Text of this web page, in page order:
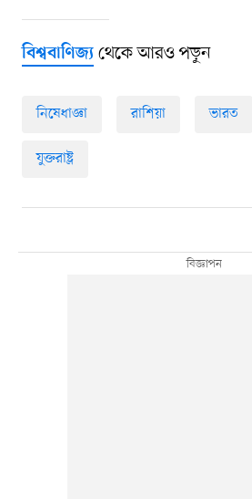
বিশ্ববাণিজ্যথেকে আরও পড়ুন
নিষেধাজ্ঞা রাশিয়া ভারত
যুক্তরাষ্ট্র